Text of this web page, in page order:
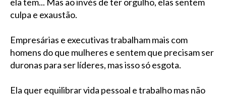
culpa e exaustão.
Empresárias e executivas trabalham mais com
homens do que mulheres e sentem que precisam ser
duronas para ser líderes, mas isso só esgota.
Ela quer equilibrar vida pessoal e trabalho mas não